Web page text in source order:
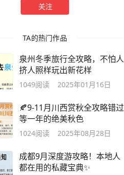
关注
TA的热门作品
泉州冬季旅行全攻略，不怕人
挤人照样玩出新花样
1049阅读 2025年01月16日
🍂9-11月川西赏秋全攻略错过
等一年的绝美秋色
1024阅读 2025年08月28日
成都9月深度游攻略！本地人
都在用的私藏宝典✨